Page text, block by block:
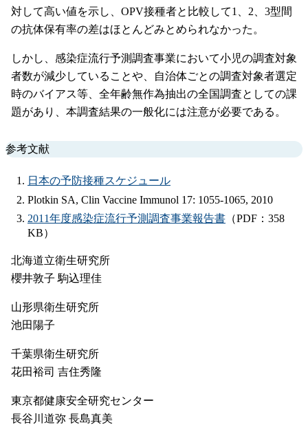
対して高い値を示し、OPV接種者と比較して1、2、3型間
の抗体保有率の差はほとんどみとめられなかった。
しかし、感染症流行予測調査事業において小児の調査対象
者数が減少していることや、自治体ごとの調査対象者選定
時のバイアス等、全年齢無作為抽出の全国調査としての課
題があり、本調査結果の一般化には注意が必要である。
参考文献
日本の予防接種スケジュール
Plotkin SA, Clin Vaccine Immunol 17: 1055-1065, 2010
2011年度感染症流行予測調査事業報告書 （PDF：358
KB）
北海道立衛生研究所
櫻井敦子 駒込理佳
山形県衛生研究所
池田陽子
千葉県衛生研究所
花田裕司 吉住秀隆
東京都健康安全研究センター
長谷川道弥 長島真美